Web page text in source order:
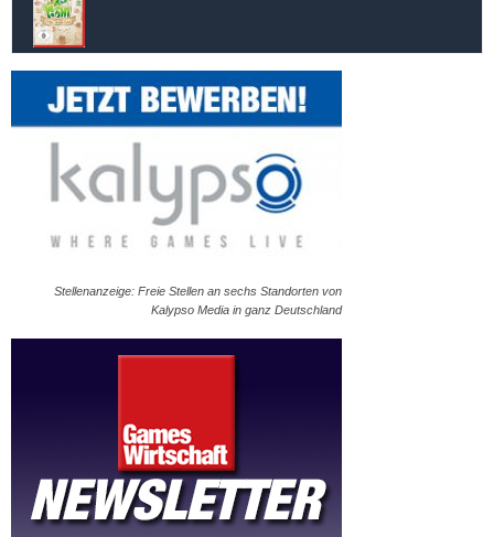
Stellenanzeige: Freie Stellen an sechs Standorten von
Kalypso Media in ganz Deutschland